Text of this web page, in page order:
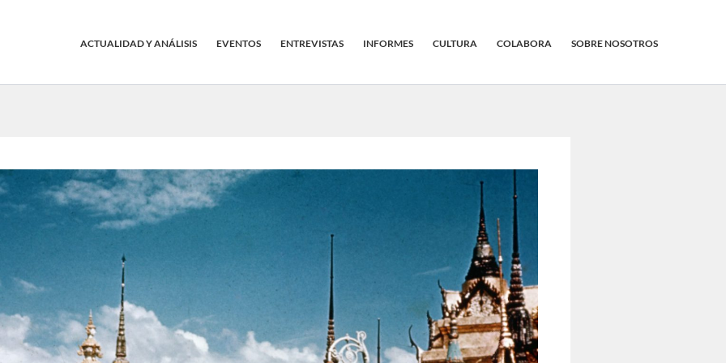
ACTUALIDAD Y ANÁLISIS EVENTOS ENTREVISTAS INFORMES CULTURA COLABORA SOBRE NOSOTROS